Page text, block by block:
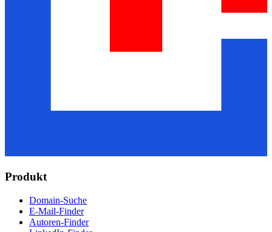
Produkt
Domain-Suche
E-Mail-Finder
Autoren-Finder